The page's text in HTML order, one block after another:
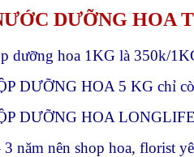
DƯỠNG HOA
dưỡng hoa 1KG là 350k/
DƯỠNG HOA 5 KG chỉ
DƯỠNG HOA
năm nên shop hoa, florist